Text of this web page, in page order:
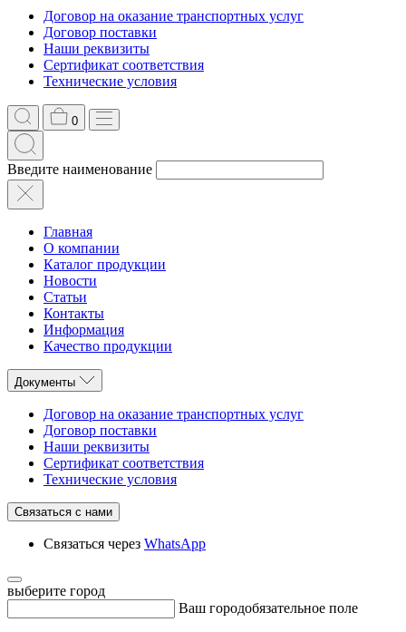
Договор на оказание транспортных услуг
Договор поставки
Наши реквизиты
Сертификат соответствия
Технические условия
0
Введите наименование
Главная
О компании
Каталог продукции
Новости
Статьи
Контакты
Информация
Качество продукции
Документы
Договор на оказание транспортных услуг
Договор поставки
Наши реквизиты
Сертификат соответствия
Технические условия
Связаться с нами
Связаться через WhatsApp
выберите город
Ваш городобязательное поле